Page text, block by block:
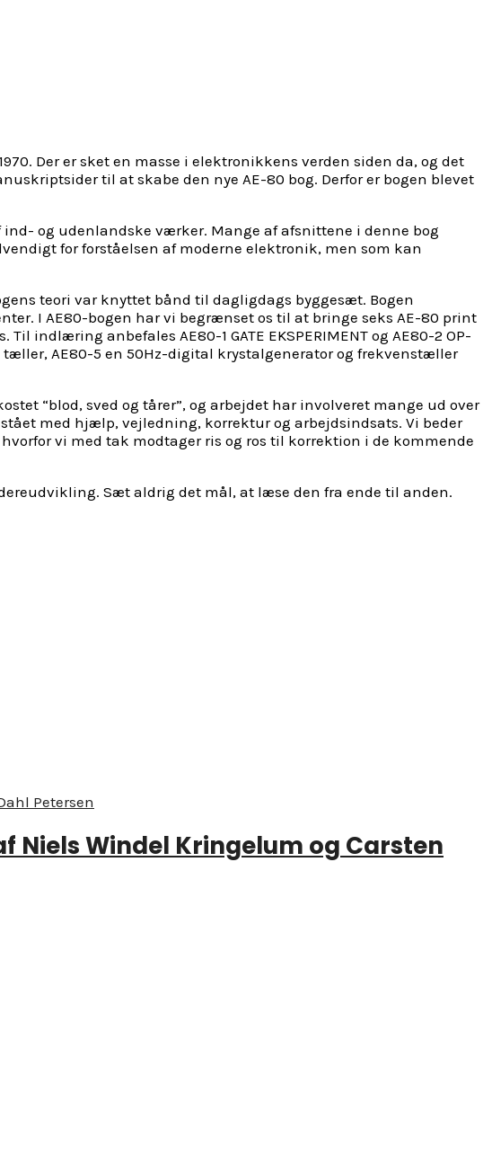
Der er sket en masse i elektronikkens verden siden da, og det
til at skabe den nye AE-80 bog. Derfor er bogen blevet
og udenlandske værker. Mange af afsnittene i denne bog
for forståelsen af moderne elektronik, men som kan
teori var knyttet bånd til dagligdags byggesæt. Bogen
I AE80-bogen har vi begrænset os til at bringe seks AE-80 print
indlæring anbefales AE80-1 GATE EKSPERIMENT og AE80-2 OP-
tæller, AE80-5 en 50Hz-digital krystalgenerator og frekvenstæller
“blod, sved og tårer”, og arbejdet har involveret mange ud over
med hjælp, vejledning, korrektur og arbejdsindsats. Vi beder
vi med tak modtager ris og ros til korrektion i de kommende
Sæt aldrig det mål, at læse den fra ende til anden.
Niels Windel Kringelum og Carsten